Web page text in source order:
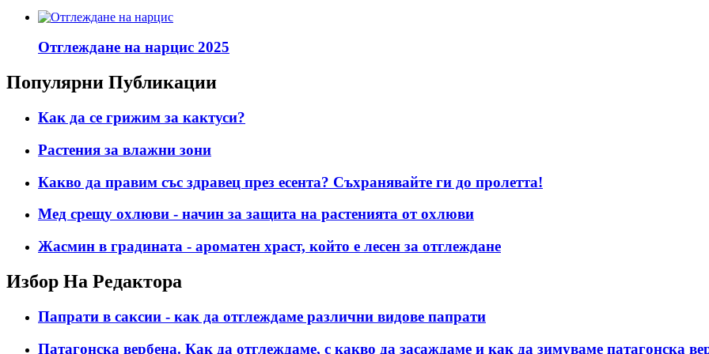
Отглеждане на нарцис 2025
Популярни Публикации
Как да се грижим за кактуси?
Растения за влажни зони
Какво да правим със здравец през есента? Съхранявайте ги до пролетта!
Мед срещу охлюви - начин за защита на растенията от охлюви
Жасмин в градината - ароматен храст, който е лесен за отглеждане
Избор На Редактора
Папрати в саксии - как да отглеждаме различни видове папрати
Патагонска вербена. Как да отглеждаме, с какво да засаждаме и как да зимуваме патагонска